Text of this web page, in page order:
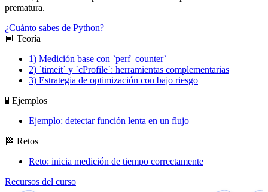
prematura.
¿Cuánto sabes de Python?
📘 Teoría
1) Medición base con `perf_counter`
2) `timeit` y `cProfile`: herramientas complementarias
3) Estrategia de optimización con bajo riesgo
🧪 Ejemplos
Ejemplo: detectar función lenta en un flujo
🏁 Retos
Reto: inicia medición de tiempo correctamente
Recursos del curso